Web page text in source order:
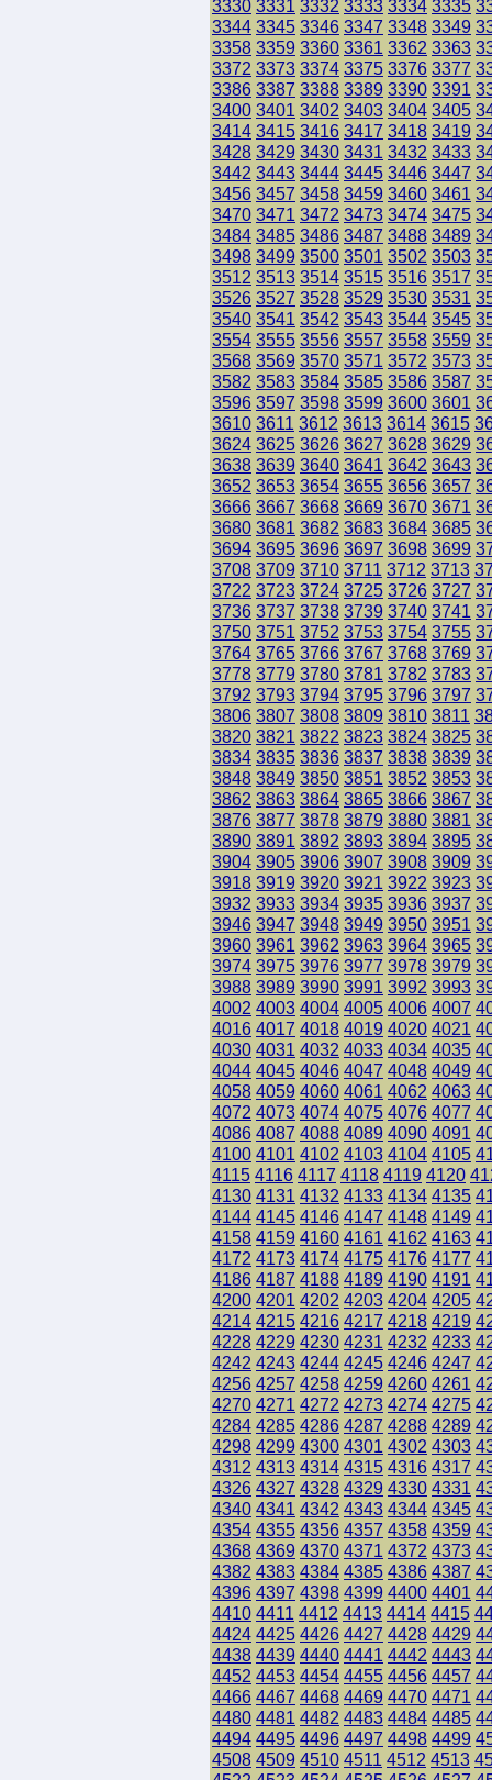
3330 3331 3332 3333 3334 3335
3344 3345 3346 3347 3348 3349
3358 3359 3360 3361 3362 3363
3372 3373 3374 3375 3376 3377
3386 3387 3388 3389 3390 3391
3400 3401 3402 3403 3404 3405
3414 3415 3416 3417 3418 3419
3428 3429 3430 3431 3432 3433
3442 3443 3444 3445 3446 3447
3456 3457 3458 3459 3460 3461
3470 3471 3472 3473 3474 3475
3484 3485 3486 3487 3488 3489
3498 3499 3500 3501 3502 3503
3512 3513 3514 3515 3516 3517
3526 3527 3528 3529 3530 3531
3540 3541 3542 3543 3544 3545
3554 3555 3556 3557 3558 3559
3568 3569 3570 3571 3572 3573
3582 3583 3584 3585 3586 3587
3596 3597 3598 3599 3600 3601
3610 3611 3612 3613 3614 3615
3624 3625 3626 3627 3628 3629
3638 3639 3640 3641 3642 3643
3652 3653 3654 3655 3656 3657
3666 3667 3668 3669 3670 3671
3680 3681 3682 3683 3684 3685
3694 3695 3696 3697 3698 3699
3708 3709 3710 3711 3712 3713
3722 3723 3724 3725 3726 3727
3736 3737 3738 3739 3740 3741
3750 3751 3752 3753 3754 3755
3764 3765 3766 3767 3768 3769
3778 3779 3780 3781 3782 3783
3792 3793 3794 3795 3796 3797
3806 3807 3808 3809 3810 3811
3820 3821 3822 3823 3824 3825
3834 3835 3836 3837 3838 3839
3848 3849 3850 3851 3852 3853
3862 3863 3864 3865 3866 3867
3876 3877 3878 3879 3880 3881
3890 3891 3892 3893 3894 3895
3904 3905 3906 3907 3908 3909
3918 3919 3920 3921 3922 3923
3932 3933 3934 3935 3936 3937
3946 3947 3948 3949 3950 3951
3960 3961 3962 3963 3964 3965
3974 3975 3976 3977 3978 3979
3988 3989 3990 3991 3992 3993
4002 4003 4004 4005 4006 4007
4016 4017 4018 4019 4020 4021
4030 4031 4032 4033 4034 4035
4044 4045 4046 4047 4048 4049
4058 4059 4060 4061 4062 4063
4072 4073 4074 4075 4076 4077
4086 4087 4088 4089 4090 4091
4100 4101 4102 4103 4104 4105
4115 4116 4117 4118 4119 4120
4130 4131 4132 4133 4134 4135
4144 4145 4146 4147 4148 4149
4158 4159 4160 4161 4162 4163
4172 4173 4174 4175 4176 4177
4186 4187 4188 4189 4190 4191
4200 4201 4202 4203 4204 4205
4214 4215 4216 4217 4218 4219
4228 4229 4230 4231 4232 4233
4242 4243 4244 4245 4246 4247
4256 4257 4258 4259 4260 4261
4270 4271 4272 4273 4274 4275
4284 4285 4286 4287 4288 4289
4298 4299 4300 4301 4302 4303
4312 4313 4314 4315 4316 4317
4326 4327 4328 4329 4330 4331
4340 4341 4342 4343 4344 4345
4354 4355 4356 4357 4358 4359
4368 4369 4370 4371 4372 4373
4382 4383 4384 4385 4386 4387
4396 4397 4398 4399 4400 4401
4410 4411 4412 4413 4414 4415
4424 4425 4426 4427 4428 4429
4438 4439 4440 4441 4442 4443
4452 4453 4454 4455 4456 4457
4466 4467 4468 4469 4470 4471
4480 4481 4482 4483 4484 4485
4494 4495 4496 4497 4498 4499
4508 4509 4510 4511 4512 4513